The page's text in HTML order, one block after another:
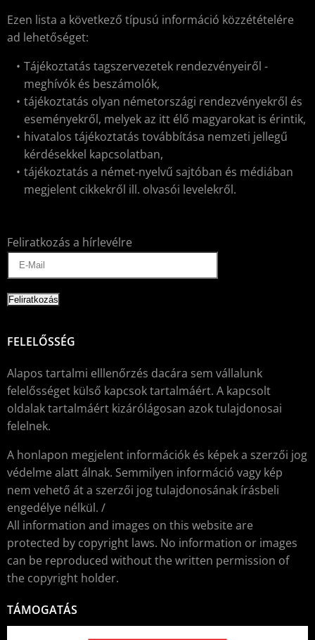
Ezen lista a következő típusú információ közzétételére
ad lehetőséget:
Tájékoztatás tagszervezetek rendezvényeiről -
meghívók és beszámolók,
tájékoztatás olyan németországi rendezvényekről és
eseményekről, melyek az itt élő magyarokat is érintik,
hivatalos tájékoztatás továbbítása nemzeti jellegű
kérdésekkel kapcsolatban,
tájékoztatás a német-nyelvű sajtóban és médiában
megjelent cikkekről ill. olvasói levelekről.
Feliratkozás a hírlevélre
FELELŐSSÉG
Alapos tartalmi elllenőrzés dacára sem vállalunk
felelősséget külső kapcsok tartalmáért. A kapcsolt
oldalak tartalmáért kizárólágosan azok tulajdonosai
felelnek.
A honlapon megjelent információk és képek a szerzői jog
védelme alatt álnak. Semmilyen információ vagy kép
nem vehető át a szerzői jog tulajdonosának írásbeli
engedélye nélkül. /
All information and images on this website are
protected by copyright laws. No information or images
can be reproduced without the written permission of
the copyright holder.
TÁMOGATÁS